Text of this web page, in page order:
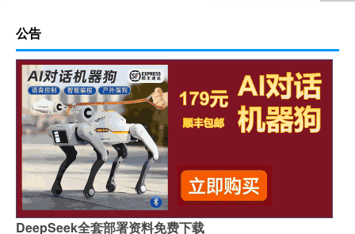
公告
DeepSeek全套部署资料免费下载